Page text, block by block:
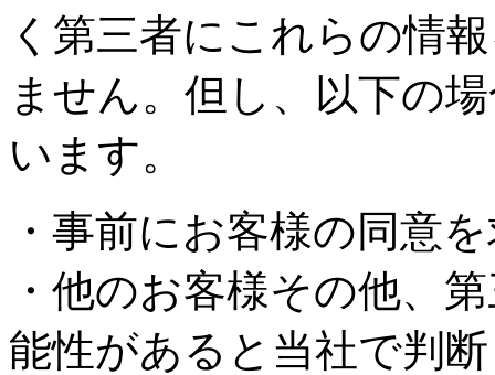
く第三者にこれらの情
ません。但し、以下の
います。
・事前にお客様の同意
・他のお客様その他、
能性があると当社で判